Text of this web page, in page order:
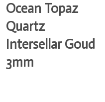
Ocean Topaz
Quartz
Intersellar Goud
3mm